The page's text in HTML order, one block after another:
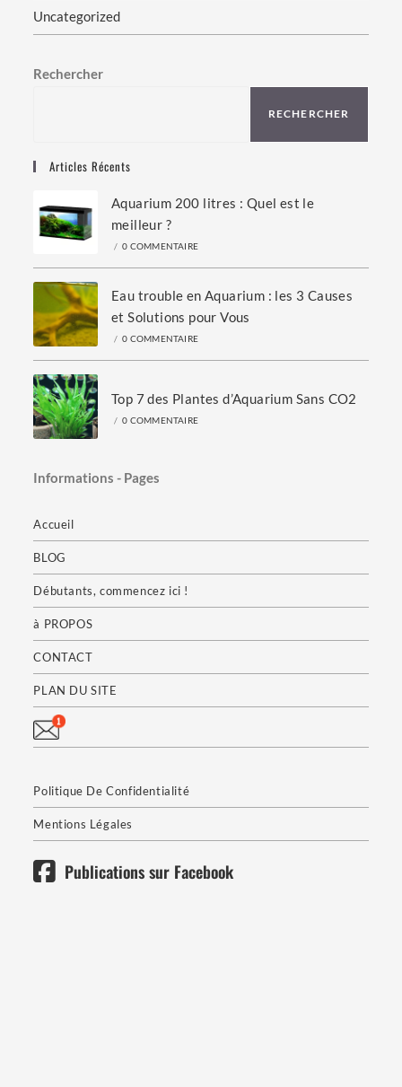
Uncategorized
Rechercher
RECHERCHER
Articles Récents
Aquarium 200 litres : Quel est le
meilleur ?
/ 0 COMMENTAIRE
Eau trouble en Aquarium : les 3 Causes
et Solutions pour Vous
/ 0 COMMENTAIRE
Top 7 des Plantes d’Aquarium Sans CO2
/ 0 COMMENTAIRE
Informations - Pages
Accueil
BLOG
Débutants, commencez ici !
à PROPOS
CONTACT
PLAN DU SITE
Politique De Confidentialité
Mentions Légales
Publications sur Facebook